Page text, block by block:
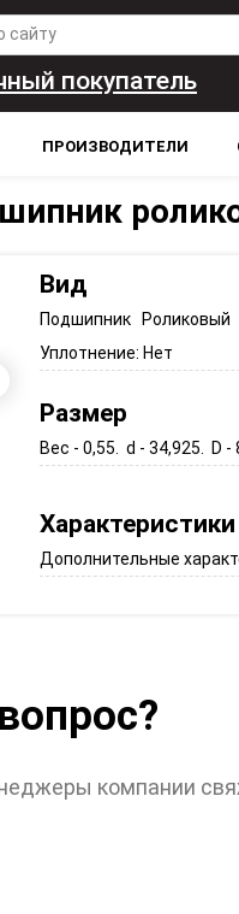
покупатель
ПРОИЗВОДИТЕЛИ
Вид
Подшипник
Уплотнение: Нет
Размер
Вес - 0,55. d - 34,925. D
Характеристики
Дополнительные
компании